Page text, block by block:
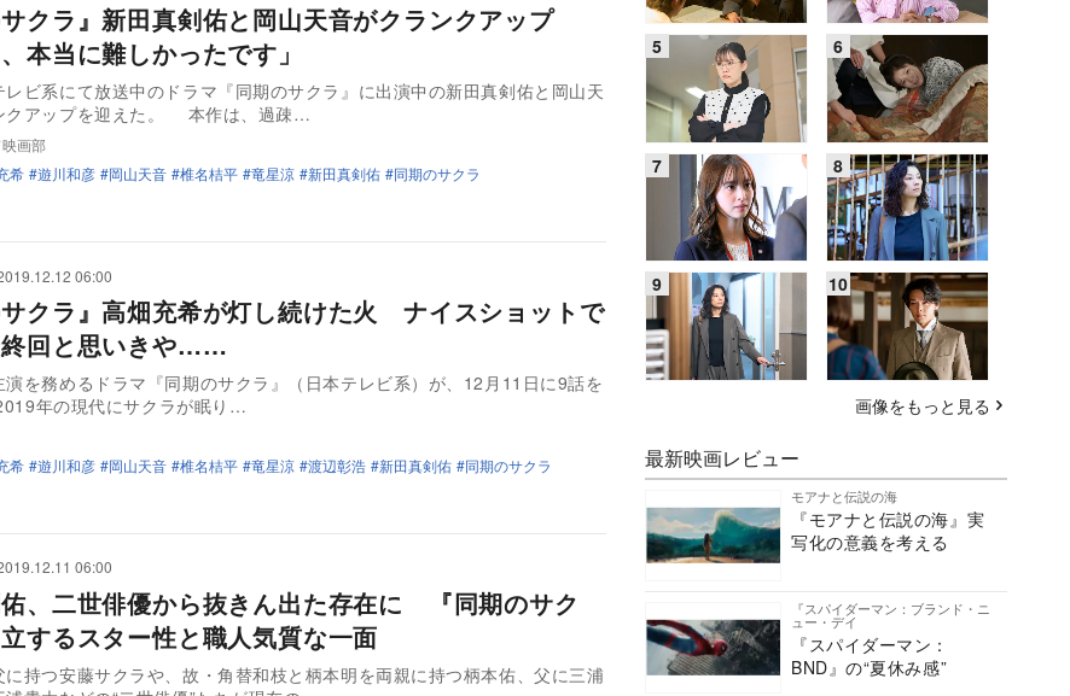
サクラ』新田真剣佑と岡山天音がクランクアップ
、本当に難しかったです」
ビ系にて放送中のドラマ『同期のサクラ』に出演中の新田真剣佑と岡山天
クアップを迎えた。 本作は、過疎…
画部
希 遊川和彦 岡山天音 椎名桔平 竜星涼 新田真剣佑 同期のサクラ
06:00
サクラ』高畑充希が灯し続けた火 ナイスショットで
終回と思いきや……
演を務めるドラマ『同期のサクラ』（日本テレビ系）が、12月11日に9話を
年の現代にサクラが眠り…
希 遊川和彦 岡山天音 椎名桔平 竜星涼 渡辺彰浩 新田真剣佑 同期のサクラ
06:00
、二世俳優から抜きん出た存在に 『同期のサク
するスター性と職人気質な一面
持つ安藤サクラや、故・角替和枝と柄本明を両親に持つ柄本佑、父に三浦
画像をもっと見る
最新映画レビュー
モアナと伝説の海
『モアナと伝説の海』実
写化の意義を考える
『スパイダーマン：ブランド・ニ
ュー・デイ
『スパイダーマン：
BND』の“夏休み感”